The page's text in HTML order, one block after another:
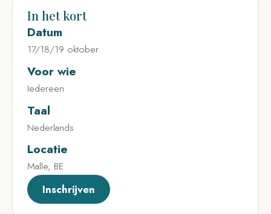
In het kort
Datum
17/18/19 oktober
Voor wie
Iedereen
Taal
Nederlands
Locatie
Malle, BE
Inschrijven